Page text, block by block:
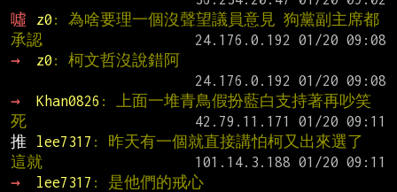
噓
z0 : 為啥要理一個沒聲望議員意見 狗黨副主席都
承認
→
z0 : 柯文哲沒說錯阿
→
Khan0826 : 上面一堆青鳥假扮藍白支持著再吵笑
死
推
lee7317 : 昨天有一個就直接講怕柯又出來選了
這就
→
lee7317 : 是他們的戒心